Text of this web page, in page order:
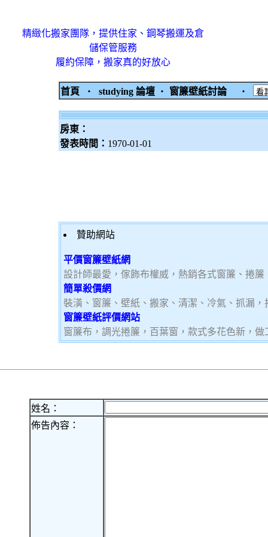
精緻化搬家團隊，提供住家、鋼琴搬運及倉
儲保管服務
履約保障，搬家真的好放心
首頁 ‧ studying 論壇 ‧ 窗簾壁紙討論 ‧
房東：
發表時間： 1970-01-01
贊助網站
平價窗簾壁紙網
設計師最愛，傢飾布權威，熱銷各式窗簾、捲
簡單殺價網
裝潢、窗簾、壁紙、搬家、清潔、冷氣、抓漏
窗簾壁紙評價網站
窗簾布，調光捲簾，百葉窗，款式多花色新，
姓名：
佈告內容：